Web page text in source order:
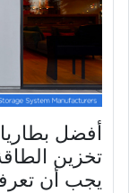
تخزين
يجب أن